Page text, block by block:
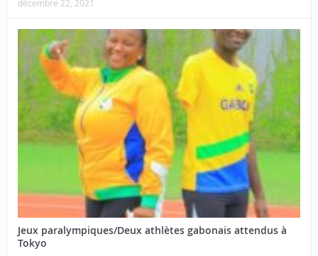
décembre 22, 2021
Jeux paralympiques/Deux athlètes gabonais attendus à
Tokyo